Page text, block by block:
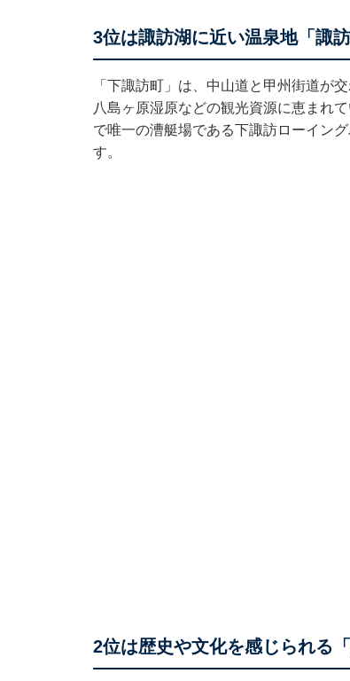
3位は諏訪湖に近い温泉地「諏訪
「下諏訪町」は、中山道と甲州街道が
八島ヶ原湿原などの観光資源に恵まれ
で唯一の漕艇場である下諏訪ローイン
す。
2位は歴史や文化を感じられる「